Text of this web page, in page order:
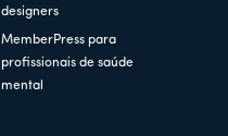
designers
MemberPress para
profissionais de saúde
mental